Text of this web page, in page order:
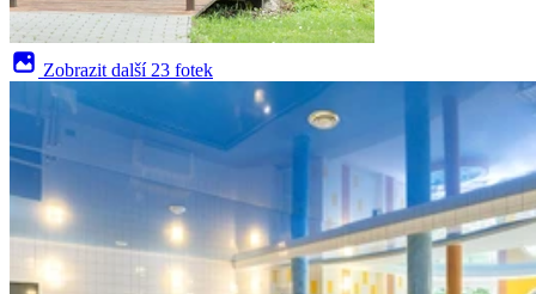
Zobrazit další 23 fotek